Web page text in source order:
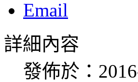
詳細內容
發佈於：